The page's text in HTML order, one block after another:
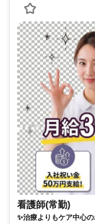
看護師(常勤)
✨治療よりもケア中心